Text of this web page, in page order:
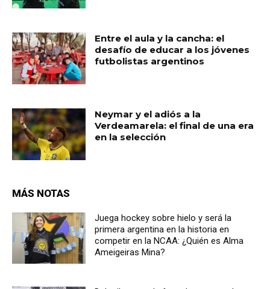
Entre el aula y la cancha: el
desafío de educar a los jóvenes
futbolistas argentinos
Neymar y el adiós a la
Verdeamarela: el final de una era
en la selección
MÁS NOTAS
Juega hockey sobre hielo y será la
primera argentina en la historia en
competir en la NCAA: ¿Quién es Alma
Ameigeiras Mina?